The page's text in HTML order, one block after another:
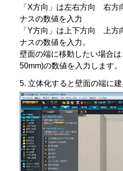
「X方向」は左右方向 右方
ナスの数値を入力
「Y方向」は上下方向 上方
ナスの数値を入力。
壁面の端に移動したい場合
50mm)の数値を入力します。
立体化すると壁面の端に建